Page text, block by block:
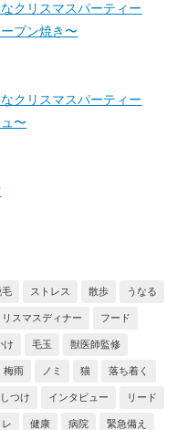
クリスマスパーティー
ブン焼き〜
クリスマスパーティー
〜
毛 ストレス 散歩 うなる
リスマスディナー フード
け 毛玉 獣医師監修
梅雨 ノミ 猫 落ち着く
しつけ インタビュー リード
レ 健康 病院 緊急備え